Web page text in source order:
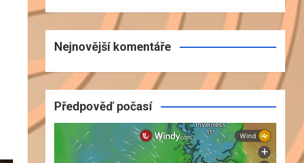
Nejnovější komentáře
Předpověď počasí